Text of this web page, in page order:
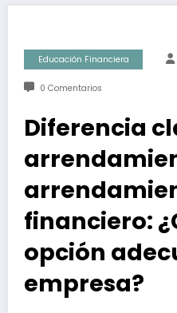
Educación Financiera
0 Comentarios
Diferencia
financiero:
opción
empresa?